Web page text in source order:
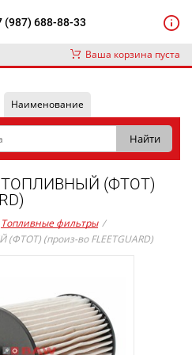
(987) 688-88-33
Ваша корзина пуста
Наименование
(ФТОТ)
Топливные фильтры /
(произ-во FLEETGUARD)